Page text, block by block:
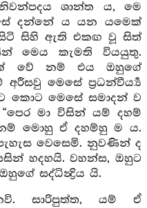
ශාන්ත ය, මෙ
දන්නේ ය යන යමෙක්
සිහි ඇති එකඟ වූ සිත්
මෙය කැමති වියයුතු.
වේ නම් එය ඔහුගේ
මෙසේ ප්‍රධන්වීර්‍ය්‍ය
මෙසේ සමාදන් ව
මා විසින් යම් දහම්
මොහු ඒ දහම්හු ම ය.
වෙසෙමි. නුවණින් ද
හදහයි. වහන්ස, ඔහුට
සද්ධින්‍ද්‍රිය යි.
සාරිපුත්ත, යම් ඒ